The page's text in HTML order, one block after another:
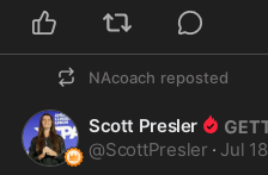
NAcoach reposted
Scott Presler
@ScottPresler · Jul 18